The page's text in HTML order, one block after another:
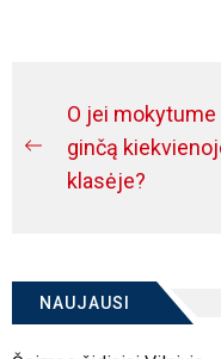
Navigacija
tarp
įrašų
Previous
post:
O jei mokytume
ginčą
klasėje?
NAUJAUSI